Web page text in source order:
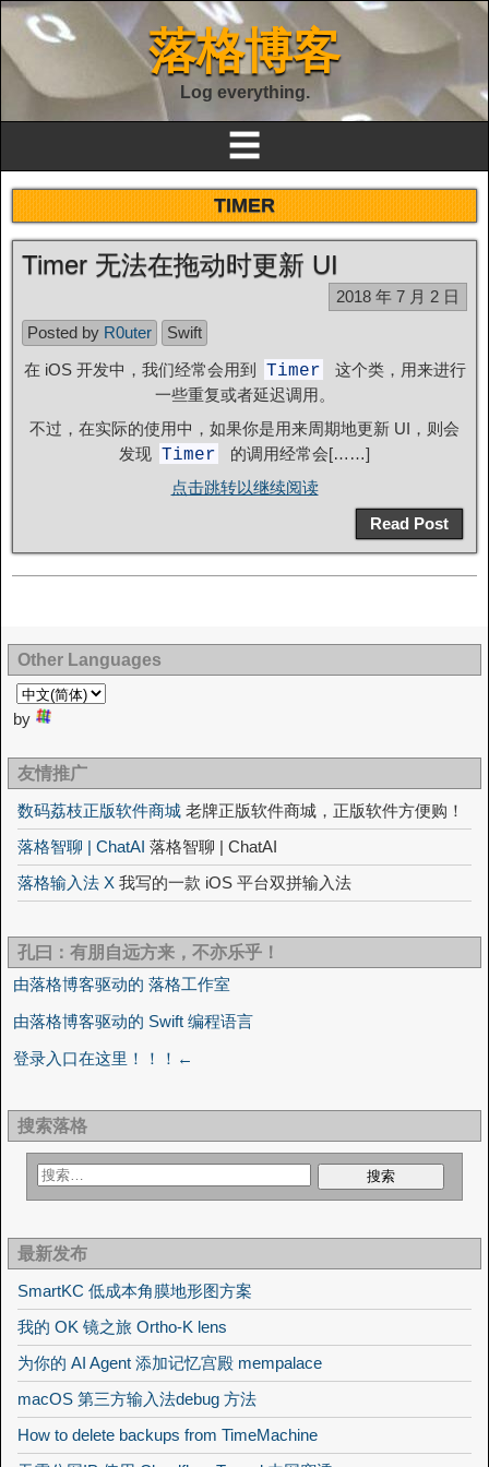
落格博客
Log everything.
☰
TIMER
Timer 无法在拖动时更新 UI
2018 年 7 月 2 日
Posted by R0uter
Swift
在 iOS 开发中，我们经常会用到
Timer
这个类，用来进行
一些重复或者延迟调用。
不过，在实际的使用中，如果你是用来周期地更新 UI，则会
发现 Timer
的调用经常会[……]
点击跳转以继续阅读
Read Post
Other Languages
by
友情推广
数码荔枝正版软件商城 老牌正版软件商城，正版软件方便购！
落格智聊 | ChatAI 落格智聊 | ChatAI
落格输入法 X 我写的一款 iOS 平台双拼输入法
孔曰：有朋自远方来，不亦乐乎！
由落格博客驱动的 落格工作室
由落格博客驱动的 Swift 编程语言
登录入口在这里！！！←
搜索落格
最新发布
SmartKC 低成本角膜地形图方案
我的 OK 镜之旅 Ortho-K lens
为你的 AI Agent 添加记忆宫殿 mempalace
macOS 第三方输入法debug 方法
How to delete backups from TimeMachine